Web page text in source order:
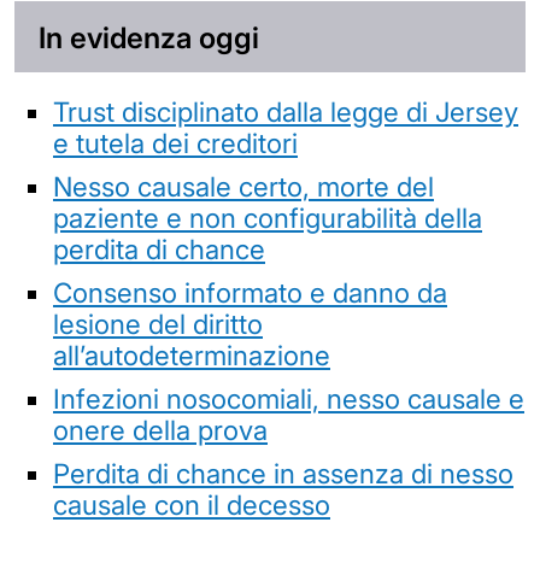
In evidenza oggi
Trust disciplinato dalla legge di Jersey
e tutela dei creditori
Nesso causale certo, morte del
paziente e non configurabilità della
perdita di chance
Consenso informato e danno da
lesione del diritto
all’autodeterminazione
Infezioni nosocomiali, nesso causale e
onere della prova
Perdita di chance in assenza di nesso
causale con il decesso